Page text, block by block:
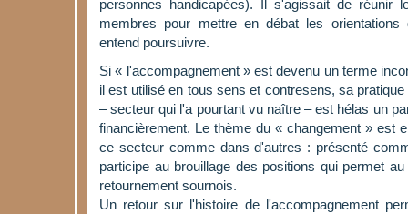
personnes handicapées). Il s'agissait de réunir
membres pour mettre en débat les orientations
entend poursuivre.
Si « l'accompagnement » est devenu un terme
il est utilisé en tous sens et contresens, sa
– secteur qui l'a pourtant vu naître – est hélas un
financièrement. Le thème du « changement » est
ce secteur comme dans d'autres : présenté
participe au brouillage des positions qui permet
retournement sournois.
Un retour sur l'histoire de l'accompagnement